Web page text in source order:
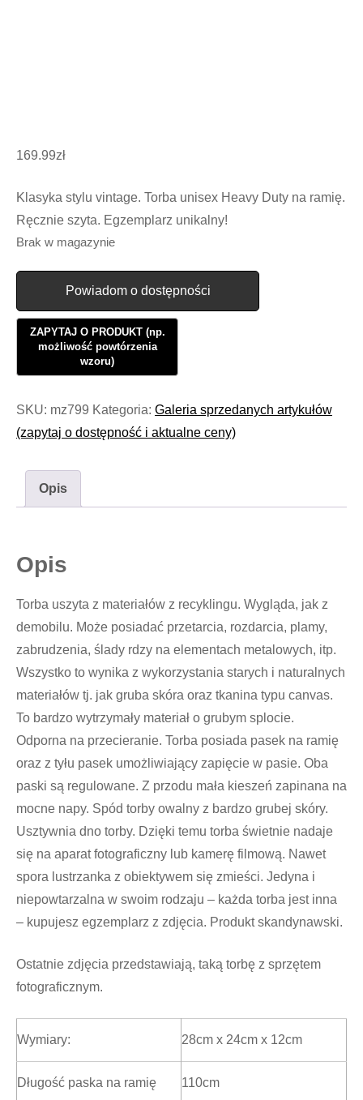
169.99zł
Klasyka stylu vintage. Torba unisex Heavy Duty na ramię.
Ręcznie szyta. Egzemplarz unikalny!
Brak w magazynie
Powiadom o dostępności
SKU: mz799 Kategoria: Galeria sprzedanych artykułów
(zapytaj o dostępność i aktualne ceny)
Opis
Opis
Torba uszyta z materiałów z recyklingu. Wygląda, jak z
demobilu. Może posiadać przetarcia, rozdarcia, plamy,
zabrudzenia, ślady rdzy na elementach metalowych, itp.
Wszystko to wynika z wykorzystania starych i naturalnych
materiałów tj. jak gruba skóra oraz tkanina typu canvas.
To bardzo wytrzymały materiał o grubym splocie.
Odporna na przecieranie. Torba posiada pasek na ramię
oraz z tyłu pasek umożliwiający zapięcie w pasie. Oba
paski są regulowane. Z przodu mała kieszeń zapinana na
mocne napy. Spód torby owalny z bardzo grubej skóry.
Usztywnia dno torby. Dzięki temu torba świetnie nadaje
się na aparat fotograficzny lub kamerę filmową. Nawet
spora lustrzanka z obiektywem się zmieści. Jedyna i
niepowtarzalna w swoim rodzaju – każda torba jest inna
– kupujesz egzemplarz z zdjęcia. Produkt skandynawski.
Ostatnie zdjęcia przedstawiają, taką torbę z sprzętem
fotograficznym.
Wymiary: 28cm x 24cm x 12cm
Długość paska na ramię 110cm